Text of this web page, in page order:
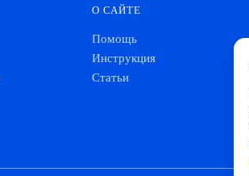
О САЙТЕ
Помощь
Инструкция
Статьи